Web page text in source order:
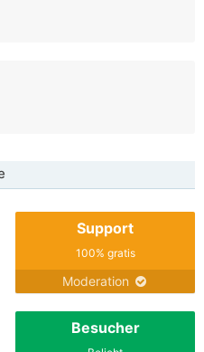
Support
100% gratis
Moderation
Besucher